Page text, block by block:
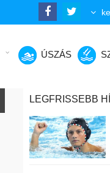
ÚSZÁS
LEGFRISSEBB